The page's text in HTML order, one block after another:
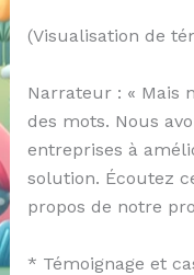
(Visualisation de
Narrateur : « Mais
des mots. Nous
entreprises à
solution. Écoutez
propos de notre
* Témoignage et